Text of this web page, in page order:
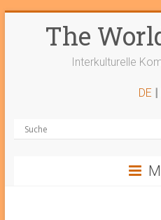
The
Interkulturelle
DE |